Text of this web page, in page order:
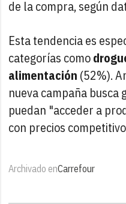
de la compra, según
Esta tendencia es
categorías como
alimentación (52%).
nueva campaña
puedan "acceder a
con precios
Archivado enCarrefour